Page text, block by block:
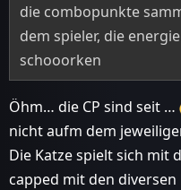
die combopunkte
dem spieler, die
schooorken
Öhm… die CP sind seit …
nicht aufm dem
Die Katze spielt sich mit
capped mit den